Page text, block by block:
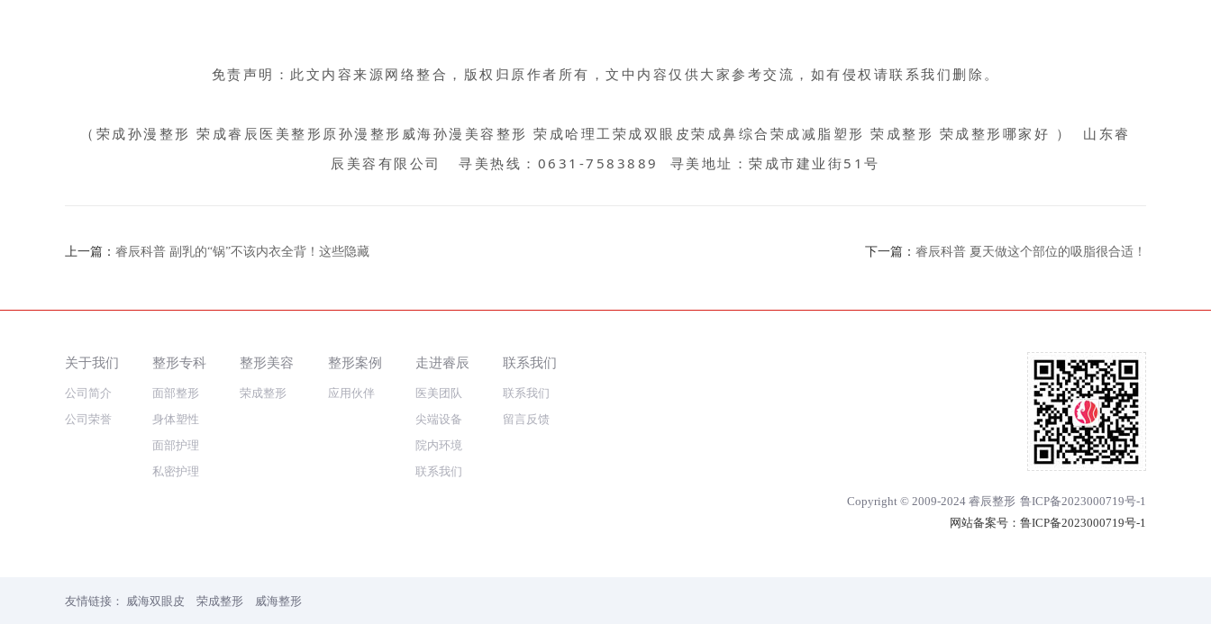
免责声明：此文内容来源网络整合，版权归原作者所有，文中内容仅供大家参考交流，如有侵权请联系我们删除。
（荣成孙漫整形 荣成睿辰医美整形原孙漫整形威海孙漫美容整形 荣成哈理工荣成双眼皮荣成鼻综合荣成减脂塑形 荣成整形 荣成整形哪家好 ） 山东睿
辰美容有限公司 寻美热线：0631-7583889 寻美地址：荣成市建业街51号
上一篇： 睿辰科普 副乳的“锅”不该内衣全背！这些隐藏 下一篇： 睿辰科普 夏天做这个部位的吸脂很合适！
关于我们
公司简介
公司荣誉
整形专科
面部整形
身体塑性
面部护理
私密护理
整形美容
荣成整形
整形案例
应用伙伴
走进睿辰
医美团队
尖端设备
院内环境
联系我们
联系我们
联系我们
留言反馈
Copyright © 2009-2024 睿辰整形 鲁ICP备2023000719号-1
网站备案号： 鲁ICP备2023000719号-1
友情链接： 威海双眼皮 荣成整形 威海整形